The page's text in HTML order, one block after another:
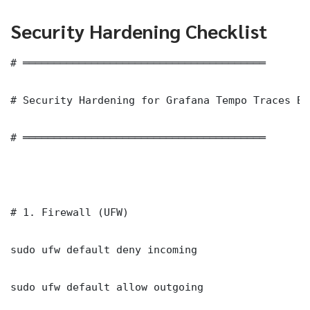
Security Hardening Checklist
# ═══════════════════════════════════════
# Security Hardening for Grafana Tempo Traces
# ═══════════════════════════════════════
# 1. Firewall (UFW)
sudo ufw default deny incoming
sudo ufw default allow outgoing